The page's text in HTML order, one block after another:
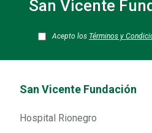
San Vicente
Acepto los Términos y
Transversal - Menú San Vicente
San Vicente Fundación
Hospital Rionegro